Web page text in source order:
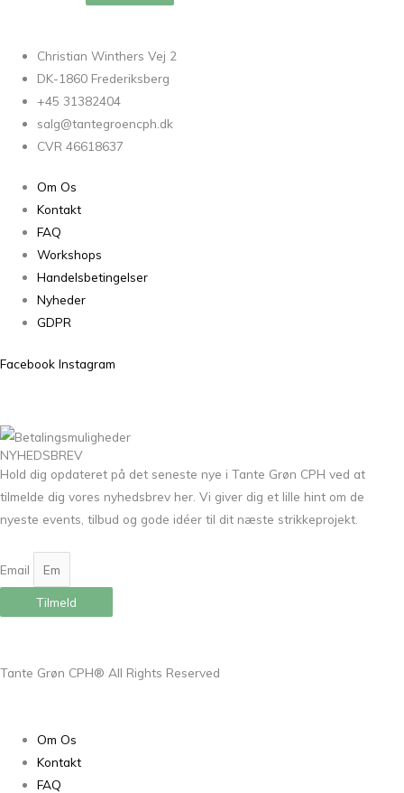
Christian Winthers Vej 2
DK-1860 Frederiksberg
+45 31382404
salg@tantegroencph.dk
CVR 46618637
Om Os
Kontakt
FAQ
Workshops
Handelsbetingelser
Nyheder
GDPR
Facebook Instagram
NYHEDSBREV
Hold dig opdateret på det seneste nye i Tante Grøn CPH ved at
tilmelde dig vores nyhedsbrev her. Vi giver dig et lille hint om de
nyeste events, tilbud og gode idéer til dit næste strikkeprojekt.
Email
Tilmeld
Tante Grøn CPH® All Rights Reserved
Om Os
Kontakt
FAQ